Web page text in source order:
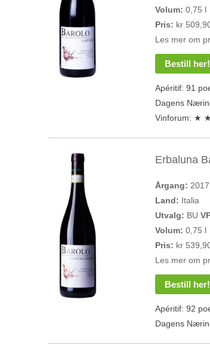
Volum:0,75 l
Pris: kr
Les mer om
Bestill her!
Apéritif: 91
Dagens
Vinforum: ★
Erbaluna
Årgang: 2017
Land: Italia
Utvalg: BU
Volum:0,75 l
Pris: kr
Les mer om
Bestill her!
Apéritif: 92
Dagens